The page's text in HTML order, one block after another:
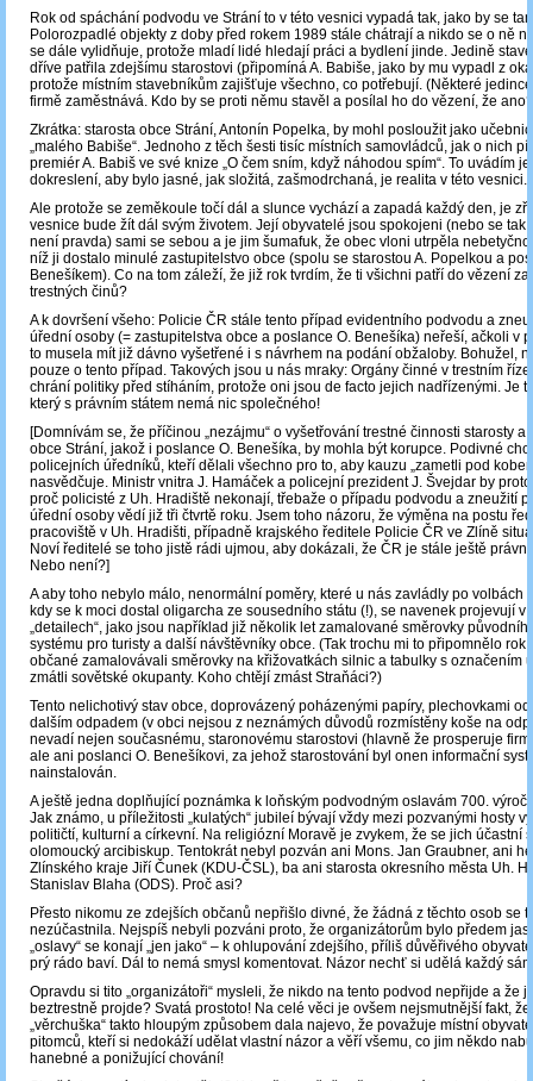
Rok od spáchání podvodu ve Strání to v této vesnici vypadá tak, jako by se
Polorozpadlé objekty z doby před rokem 1989 stále chátrají a nikdo se o ně
se dále vylidňuje, protože mladí lidé hledají práci a bydlení jinde. Jedině
dříve patřila zdejšímu starostovi (připomíná A. Babiše, jako by mu vypadl z
protože místním stavebníkům zajišťuje všechno, co potřebují. (Některé
firmě zaměstnává. Kdo by se proti němu stavěl a posílal ho do vězení, že
Zkrátka: starosta obce Strání, Antonín Popelka, by mohl posloužit jako
„malého Babiše“. Jednoho z těch šesti tisíc místních samovládců, jak o nich
premiér A. Babiš ve své knize „O čem sním, když náhodou spím“. To uvádím
dokreslení, aby bylo jasné, jak složitá, zašmodrchaná, je realita v této vesnici.
Ale protože se zeměkoule točí dál a slunce vychází a zapadá každý den, je
vesnice bude žít dál svým životem. Její obyvatelé jsou spokojeni (nebo se tak
není pravda) sami se sebou a je jim šumafuk, že obec vloni utrpěla
níž ji dostalo minulé zastupitelstvo obce (spolu se starostou A. Popelkou a
Benešíkem). Co na tom záleží, že již rok tvrdím, že ti všichni patří do vězení
trestných činů?
A k dovršení všeho: Policie ČR stále tento případ evidentního podvodu a
úřední osoby (= zastupitelstva obce a poslance O. Benešíka) neřeší, ačkoli v
to musela mít již dávno vyšetřené i s návrhem na podání obžaloby. Bohužel,
pouze o tento případ. Takových jsou u nás mraky: Orgány činné v trestním
chrání politiky před stíháním, protože oni jsou de facto jejich nadřízenými. Je
který s právním státem nemá nic společného!
[Domnívám se, že příčinou „nezájmu“ o vyšetřování trestné činnosti starosty a
obce Strání, jakož i poslance O. Benešíka, by mohla být korupce. Podivné
policejních úředníků, kteří dělali všechno pro to, aby kauzu „zametli pod
nasvědčuje. Ministr vnitra J. Hamáček a policejní prezident J. Švejdar by
proč policisté z Uh. Hradiště nekonají, třebaže o případu podvodu a zneužití
úřední osoby vědí již tři čtvrtě roku. Jsem toho názoru, že výměna na postu
pracoviště v Uh. Hradišti, případně krajského ředitele Policie ČR ve Zlíně
Noví ředitelé se toho jistě rádi ujmou, aby dokázali, že ČR je stále ještě
Nebo není?]
A aby toho nebylo málo, nenormální poměry, které u nás zavládly po volbách
kdy se k moci dostal oligarcha ze sousedního státu (!), se navenek projevují v
„detailech“, jako jsou například již několik let zamalované směrovky
systému pro turisty a další návštěvníky obce. (Tak trochu mi to připomnělo rok
občané zamalovávali směrovky na křižovatkách silnic a tabulky s označením
zmátli sovětské okupanty. Koho chtějí zmást Straňáci?)
Tento nelichotivý stav obce, doprovázený poházenými papíry, plechovkami
dalším odpadem (v obci nejsou z neznámých důvodů rozmístěny koše na
nevadí nejen současnému, staronovému starostovi (hlavně že prosperuje
ale ani poslanci O. Benešíkovi, za jehož starostování byl onen informační
nainstalován.
A ještě jedna doplňující poznámka k loňským podvodným oslavám 700.
Jak známo, u příležitosti „kulatých“ jubileí bývají vždy mezi pozvanými hosty
političtí, kulturní a církevní. Na religiózní Moravě je zvykem, že se jich účastní
olomoucký arcibiskup. Tentokrát nebyl pozván ani Mons. Jan Graubner, ani
Zlínského kraje Jiří Čunek (KDU-ČSL), ba ani starosta okresního města Uh.
Stanislav Blaha (ODS). Proč asi?
Přesto nikomu ze zdejších občanů nepřišlo divné, že žádná z těchto osob se
nezúčastnila. Nejspíš nebyli pozváni proto, že organizátorům bylo předem
„oslavy“ se konají „jen jako“ – k ohlupování zdejšího, příliš důvěřivého
prý rádo baví. Dál to nemá smysl komentovat. Názor nechť si udělá každý
Opravdu si tito „organizátoři“ mysleli, že nikdo na tento podvod nepřijde a že
beztrestně projde? Svatá prostoto! Na celé věci je ovšem nejsmutnější fakt,
„věrchuška“ takto hloupým způsobem dala najevo, že považuje místní
pitomců, kteří si nedokáží udělat vlastní názor a věří všemu, co jim někdo
hanebné a ponižující chování!